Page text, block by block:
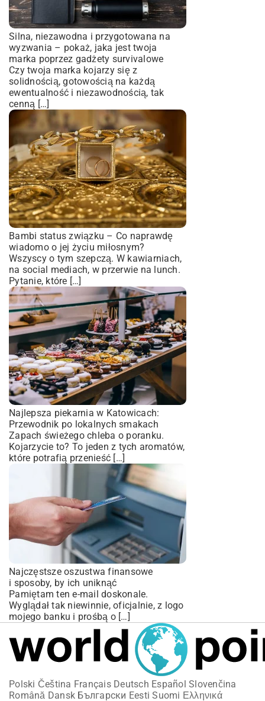
Silna, niezawodna i przygotowana na
wyzwania – pokaż, jaka jest twoja
marka poprzez gadżety survivalowe
Czy twoja marka kojarzy się z
solidnością, gotowością na każdą
ewentualność i niezawodnością, tak
cenną […]
Bambi status związku – Co naprawdę
wiadomo o jej życiu miłosnym?
Wszyscy o tym szepczą. W kawiarniach,
na social mediach, w przerwie na lunch.
Pytanie, które […]
Najlepsza piekarnia w Katowicach:
Przewodnik po lokalnych smakach
Zapach świeżego chleba o poranku.
Kojarzycie to? To jeden z tych aromatów,
które potrafią przenieść […]
Najczęstsze oszustwa finansowe
i sposoby, by ich uniknąć
Pamiętam ten e-mail doskonale.
Wyglądał tak niewinnie, oficjalnie, z logo
mojego banku i prośbą o […]
Polski Čeština Français Deutsch Español Slovenčina
Română Dansk Български Eesti Suomi Ελληνικά